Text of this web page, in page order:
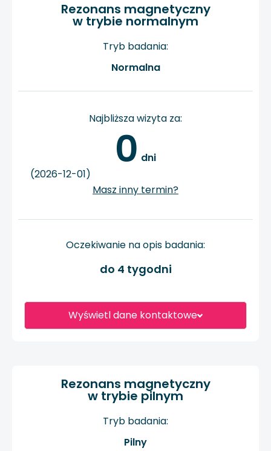
Wyświetl dane kontaktowe
Rezonans magnetyczny
w trybie normalnym
Tryb badania:
Normalna
Najbliższa wizyta za:
0 dni
(2026-12-01)
Masz inny termin?
Oczekiwanie na opis badania:
do 4 tygodni
Rezonans magnetyczny
w trybie pilnym
Tryb badania:
Pilny